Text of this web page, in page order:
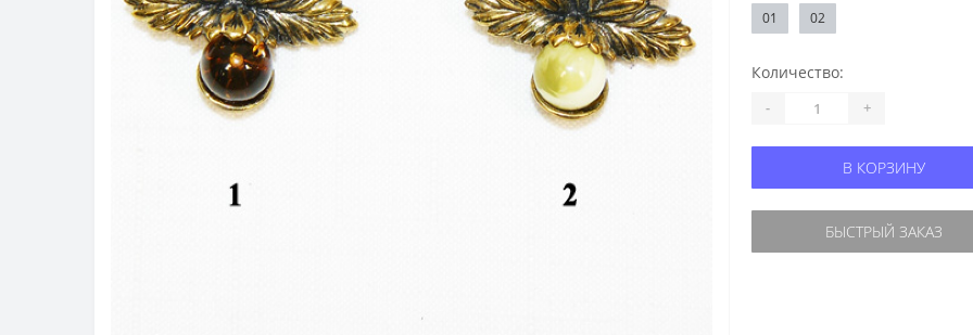
01 02
Количество:
- +
В КОРЗИНУ
БЫСТРЫЙ ЗАКАЗ